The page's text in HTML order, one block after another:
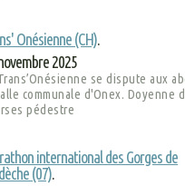
Onésienne (CH)
2025
se dispute aux
communale d'Onex. Doyenne
pédestre
international des Gorges de
(07).